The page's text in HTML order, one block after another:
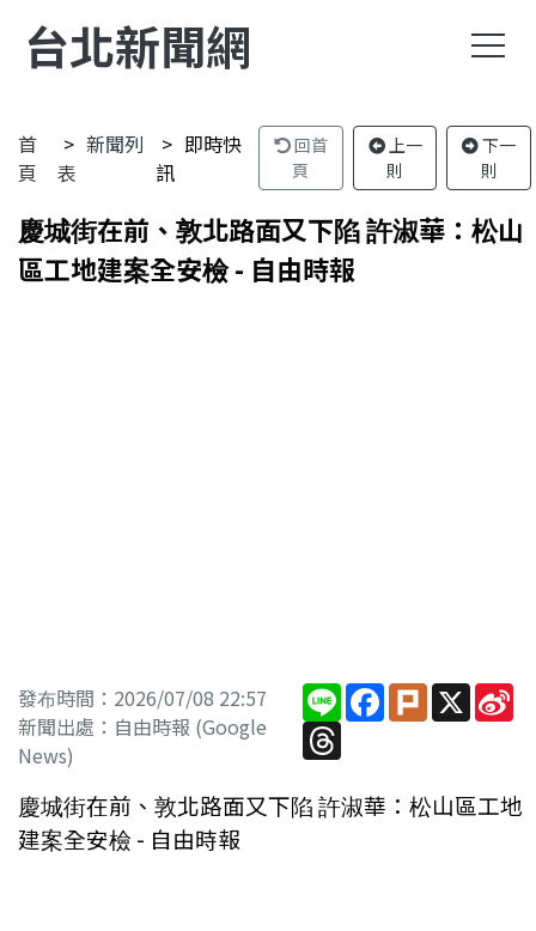
台北新聞網
首
頁
新聞列
表
即時快
訊
回首
頁
上一
則
下一
則
慶城街在前、敦北路面又下陷 許淑華：松山
區工地建案全安檢 - 自由時報
發布時間：2026/07/08 22:57
新聞出處：自由時報 (Google
News)
Line Facebook
PlurkX
Threads
慶城街在前、敦北路面又下陷 許淑華：松山區工地
建案全安檢 - 自由時報